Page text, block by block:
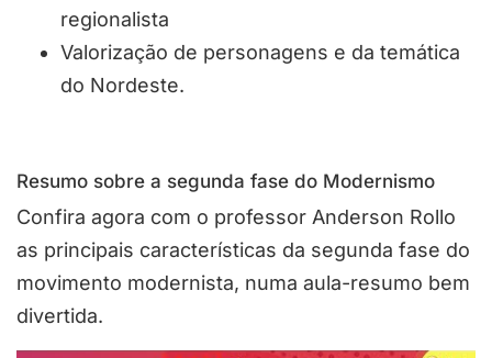
regionalista
Valorização de personagens e da temática
do Nordeste.
Resumo sobre a segunda fase do Modernismo
Confira agora com o professor Anderson Rollo
as principais características da segunda fase do
movimento modernista, numa aula-resumo bem
divertida.